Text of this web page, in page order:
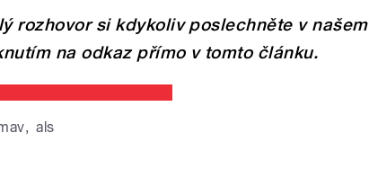
rozhovor si kdykoliv poslechněte v našem
na odkaz přímo v tomto článku.
, als